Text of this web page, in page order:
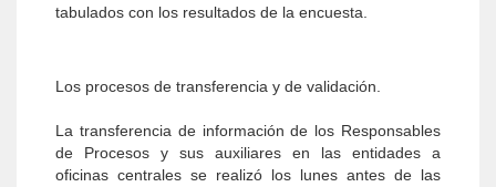
tabulados con los resultados de la encuesta.
Los procesos de transferencia y de validación.
La transferencia de información de los Responsables
de Procesos y sus auxiliares en las entidades a
oficinas centrales se realizó los lunes antes de las